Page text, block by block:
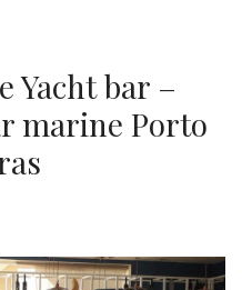
Yacht bar –
marine Porto